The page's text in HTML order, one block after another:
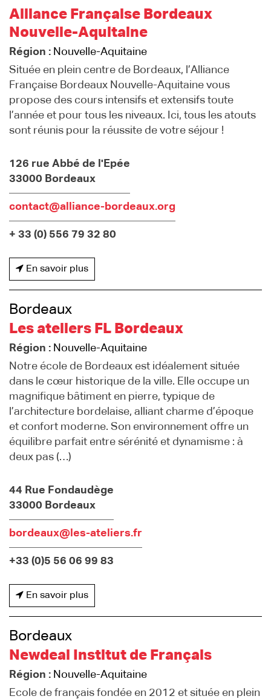
Alliance Française Bordeaux
Nouvelle-Aquitaine
Région : Nouvelle-Aquitaine
Située en plein centre de Bordeaux, l’Alliance
Française Bordeaux Nouvelle-Aquitaine vous
propose des cours intensifs et extensifs toute
l’année et pour tous les niveaux. Ici, tous les atouts
sont réunis pour la réussite de votre séjour !
126 rue Abbé de l'Epée
33000 Bordeaux
contact@alliance-bordeaux.org
+ 33 (0) 556 79 32 80
En savoir plus
Bordeaux
Les ateliers FL Bordeaux
Région : Nouvelle-Aquitaine
Notre école de Bordeaux est idéalement située
dans le cœur historique de la ville. Elle occupe un
magnifique bâtiment en pierre, typique de
l’architecture bordelaise, alliant charme d’époque
et confort moderne. Son environnement offre un
équilibre parfait entre sérénité et dynamisme : à
deux pas (…)
44 Rue Fondaudège
33000 Bordeaux
bordeaux@les-ateliers.fr
+33 (0)5 56 06 99 83
En savoir plus
Bordeaux
Newdeal Institut de Français
Région : Nouvelle-Aquitaine
Ecole de français fondée en 2012 et située en plein